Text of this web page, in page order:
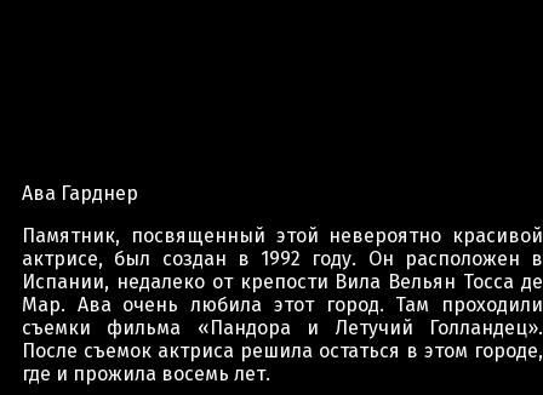
Ава Гарднер
Памятник, посвященный этой невероятно красивой
актрисе, был создан в 1992 году. Он расположен в
Испании, недалеко от крепости Вила Вельян Тосса де
Мар. Ава очень любила этот город. Там проходили
съемки фильма «Пандора и Летучий Голландец».
После съемок актриса решила остаться в этом городе,
где и прожила восемь лет.